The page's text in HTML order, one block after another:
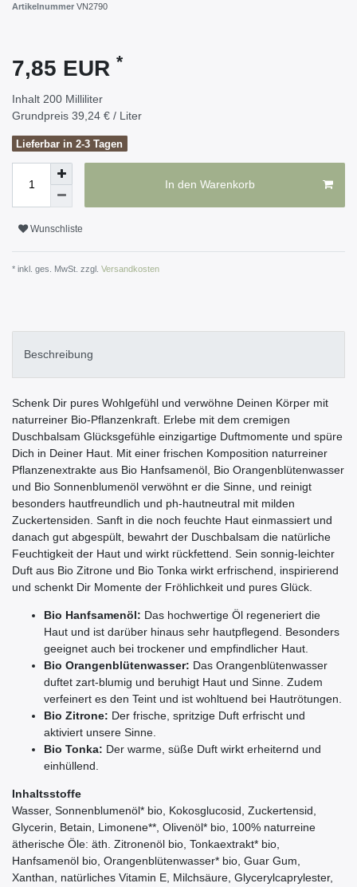
Artikelnummer VN2790
7,85 EUR *
Inhalt 200 Milliliter
Grundpreis 39,24 € / Liter
Lieferbar in 2-3 Tagen
In den Warenkorb
Wunschliste
* inkl. ges. MwSt. zzgl. Versandkosten
Beschreibung
Schenk Dir pures Wohlgefühl und verwöhne Deinen Körper mit
naturreiner Bio-Pflanzenkraft. Erlebe mit dem cremigen
Duschbalsam Glücksgefühle einzigartige Duftmomente und spüre
Dich in Deiner Haut. Mit einer frischen Komposition naturreiner
Pflanzenextrakte aus Bio Hanfsamenöl, Bio Orangenblütenwasser
und Bio Sonnenblumenöl verwöhnt er die Sinne, und reinigt
besonders hautfreundlich und ph-hautneutral mit milden
Zuckertensiden. Sanft in die noch feuchte Haut einmassiert und
danach gut abgespült, bewahrt der Duschbalsam die natürliche
Feuchtigkeit der Haut und wirkt rückfettend. Sein sonnig-leichter
Duft aus Bio Zitrone und Bio Tonka wirkt erfrischend, inspirierend
und schenkt Dir Momente der Fröhlichkeit und pures Glück.
Bio Hanfsamenöl: Das hochwertige Öl regeneriert die
Haut und ist darüber hinaus sehr hautpflegend. Besonders
geeignet auch bei trockener und empfindlicher Haut.
Bio Orangenblütenwasser: Das Orangenblütenwasser
duftet zart-blumig und beruhigt Haut und Sinne. Zudem
verfeinert es den Teint und ist wohltuend bei Hautrötungen.
Bio Zitrone: Der frische, spritzige Duft erfrischt und
aktiviert unsere Sinne.
Bio Tonka: Der warme, süße Duft wirkt erheiternd und
einhüllend.
Inhaltsstoffe
Wasser, Sonnenblumenöl* bio, Kokosglucosid, Zuckertensid,
Glycerin, Betain, Limonene**, Olivenöl* bio, 100% naturreine
ätherische Öle: äth. Zitronenöl bio, Tonkaextrakt* bio,
Hanfsamenöl bio, Orangenblütenwasser* bio, Guar Gum,
Xanthan, natürliches Vitamin E, Milchsäure, Glycerylcaprylester,